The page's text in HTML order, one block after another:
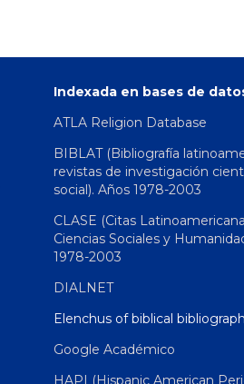
Indexada en bases de
ATLA Religion Database
BIBLAT (Bibliografía
revistas de investigación
social). Años 1978-2003
CLASE (Citas
Ciencias Sociales y
1978-2003
DIALNET
Elenchus of biblical
Google Académico
HAPI (Hispanic American